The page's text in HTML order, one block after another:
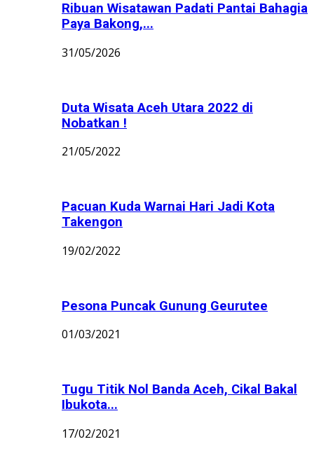
Ribuan Wisatawan Padati Pantai Bahagia
Paya Bakong,...
31/05/2026
Duta Wisata Aceh Utara 2022 di
Nobatkan !
21/05/2022
Pacuan Kuda Warnai Hari Jadi Kota
Takengon
19/02/2022
Pesona Puncak Gunung Geurutee
01/03/2021
Tugu Titik Nol Banda Aceh, Cikal Bakal
Ibukota...
17/02/2021